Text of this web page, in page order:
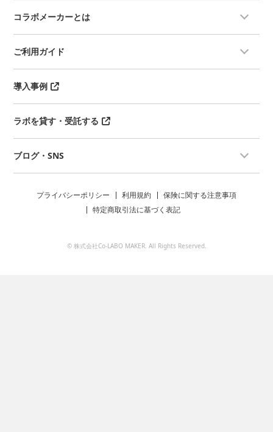
コラボメーカーとは
ご利用ガイド
導入事例
ラボを貸す・受託する
ブログ・SNS
プライバシーポリシー 利用規約
保険に関する注意事項
特定商取引法に基づく表記
© 株式会社Co-LABO MAKER. All Rights Reserved.